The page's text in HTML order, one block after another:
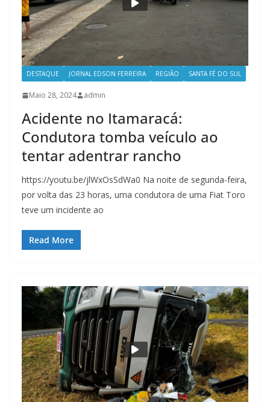
DESTAQUE JORNAL EDSON FERREIRA REGIÃO SANTA FÉ DO SUL
Maio 28, 2024 admin
Acidente no Itamaracá:
Condutora tomba veículo ao
tentar adentrar rancho
https://youtu.be/jlWxOsSdWa0 Na noite de segunda-feira,
por volta das 23 horas, uma condutora de uma Fiat Toro
teve um incidente ao
Read More